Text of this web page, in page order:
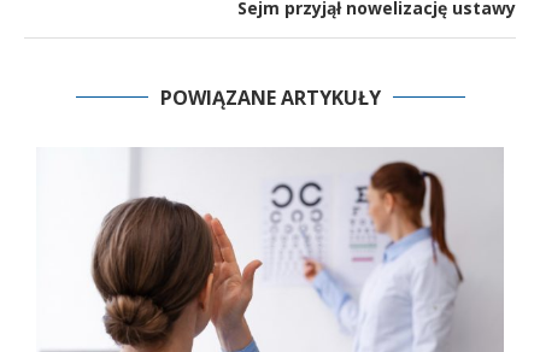
Sejm przyjął nowelizację ustawy
POWIĄZANE ARTYKUŁY